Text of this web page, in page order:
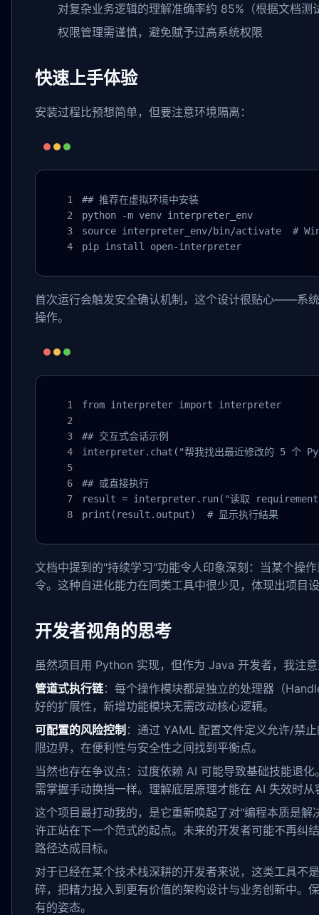
对复杂业务逻辑的理解准确率约 85%（根据文档测
权限管理需谨慎，避免赋予过高系统权限
快速上手体验
安装过程比预想简单，但要注意环境隔离：
## 推荐在虚拟环境中安装
python -m venv interpreter_env
source interpreter_env/bin/activate  #
pip install open-interpreter
首次运行会触发安全确认机制，这个设计很贴心——系
操作。
from interpreter import interpreter
## 交互式会话示例
interpreter.chat("帮我找出最近修改的 5 个
## 或直接执行
result = interpreter.run("读取
print(result.output)  # 显示执行结果
文档中提到的"持续学习"功能令人印象深刻：当某个操
令。这种自进化能力在同类工具中很少见，体现出项目
开发者视角的思考
虽然项目用 Python 实现，但作为 Java 开发者，我注
管道式执行链：每个操作模块都是独立的处理器（
好的扩展性，新增功能模块无需改动核心逻辑。
可配置的风险控制 ：通过 YAML 配置文件定义允许/禁
限边界，在便利性与安全性之间找到平衡点。
当然也存在争议点：过度依赖 AI 可能导致基础技能退
需掌握手动换挡一样。理解底层原理才能在 AI 失效时从
这个项目最打动我的，是它重新唤起了对"编程本质是
许正站在下一个范式的起点。未来的开发者可能不再
路径达成目标。
对于已经在某个技术栈深耕的开发者来说，这类工具不
碎，把精力投入到更有价值的架构设计与业务创新中。
有的姿态。